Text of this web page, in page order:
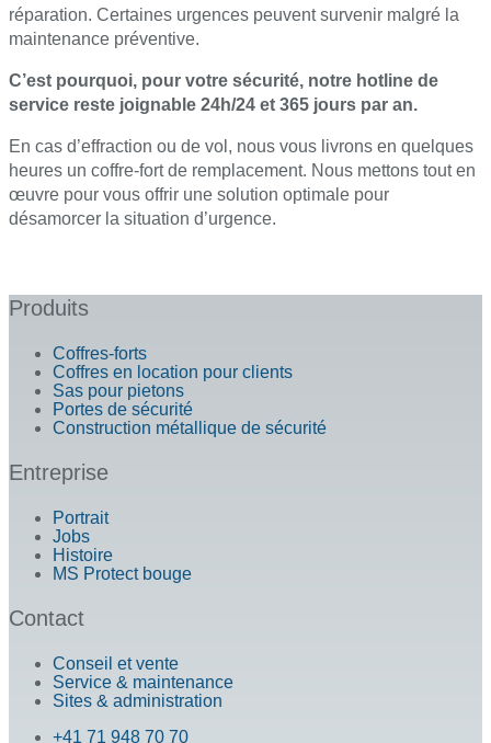
réparation. Certaines urgences peuvent survenir malgré la
maintenance préventive.
C’est pourquoi, pour votre sécurité, notre hotline de
service reste joignable 24h/24 et 365 jours par an.
En cas d’effraction ou de vol, nous vous livrons en quelques
heures un coffre-fort de remplacement. Nous mettons tout en
œuvre pour vous offrir une solution optimale pour
désamorcer la situation d’urgence.
Produits
Coffres-forts
Coffres en location pour clients
Sas pour pietons
Portes de sécurité
Construction métallique de sécurité
Entreprise
Portrait
Jobs
Histoire
MS Protect bouge
Contact
Conseil et vente
Service & maintenance
Sites & administration
+41 71 948 70 70